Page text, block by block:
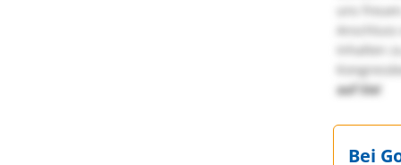
uns
Inhalten
auf Sie!
Bei